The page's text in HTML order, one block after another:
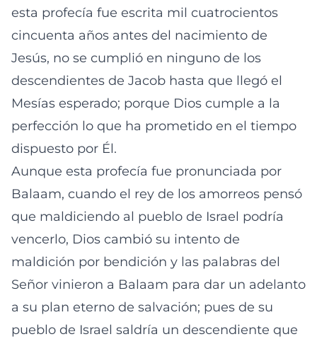
esta profecía fue escrita mil cuatrocientos
cincuenta años antes del nacimiento de
Jesús, no se cumplió en ninguno de los
descendientes de Jacob hasta que llegó el
Mesías esperado; porque Dios cumple a la
perfección lo que ha prometido en el tiempo
dispuesto por Él.
Aunque esta profecía fue pronunciada por
Balaam, cuando el rey de los amorreos pensó
que maldiciendo al pueblo de Israel podría
vencerlo, Dios cambió su intento de
maldición por bendición y las palabras del
Señor vinieron a Balaam para dar un adelanto
a su plan eterno de salvación; pues de su
pueblo de Israel saldría un descendiente que